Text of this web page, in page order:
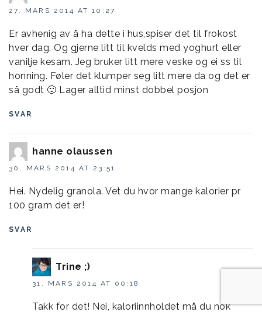
27. MARS 2014 AT 10:27
Er avhenig av å ha dette i hus,spiser det til frokost
hver dag. Og gjerne litt til kvelds med yoghurt eller
vanilje kesam. Jeg bruker litt mere veske og ei ss til
honning. Føler det klumper seg litt mere da og det er
så godt 🙂 Lager alltid minst dobbel posjon
SVAR
hanne olaussen
30. MARS 2014 AT 23:51
Hei. Nydelig granola. Vet du hvor mange kalorier pr
100 gram det er!
SVAR
Trine ;)
31. MARS 2014 AT 00:18
Takk for det! Nei, kaloriinnholdet må du nok